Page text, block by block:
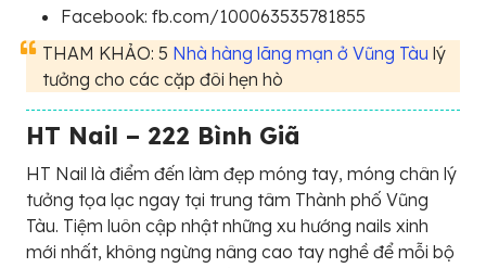
Facebook: fb.com/100063535781855
THAM KHẢO: 5 Nhà hàng lãng mạn ở Vũng Tàu lý
tưởng cho các cặp đôi hẹn hò
HT Nail – 222 Bình Giã
HT Nail là điểm đến làm đẹp móng tay, móng chân lý
tưởng tọa lạc ngay tại trung tâm Thành phố Vũng
Tàu. Tiệm luôn cập nhật những xu hướng nails xinh
mới nhất, không ngừng nâng cao tay nghề để mỗi bộ